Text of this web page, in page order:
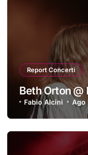
Report Concerti
Beth Orton
Fabio Alcini Ago